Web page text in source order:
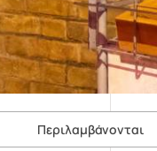
Περιλαμβάνονται